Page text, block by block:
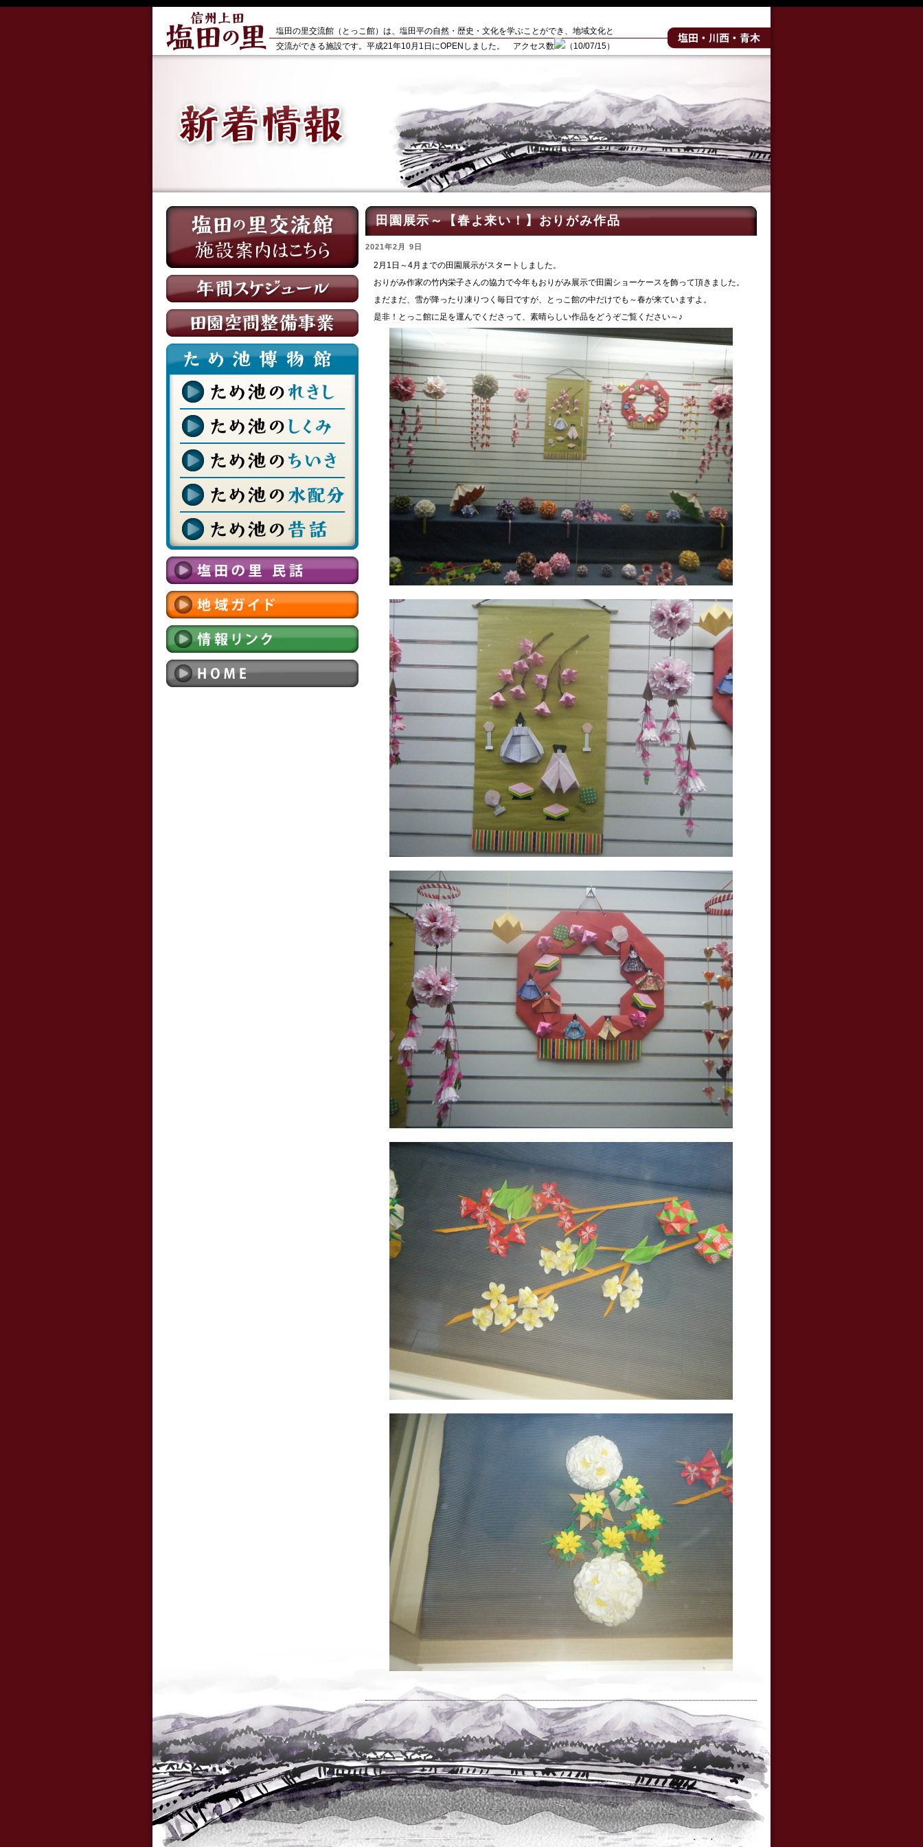
塩田の里交流館（とっこ館）は、塩田平の自然・歴史・文化を学ぶことができ、地域文化と
交流ができる施設です。平成21年10月1日にOPENしました。 アクセス数
（10/07/15）
田園展示～【春よ来い！】おりがみ作品
2021年2月 9日
2月1日～4月までの田園展示がスタートしました。
おりがみ作家の竹内栄子さんの協力で今年もおりがみ展示で田園ショーケースを飾って頂きました。
まだまだ、雪が降ったり凍りつく毎日ですが、とっこ館の中だけでも～春が来ていますよ。
是非！とっこ館に足を運んでくださって、素晴らしい作品をどうぞご覧ください～♪